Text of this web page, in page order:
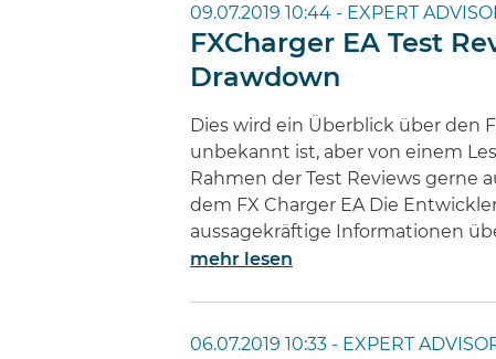
09.07.2019 10:44 - EXPERT
FXCharger EA Test
Drawdown
Dies wird ein Überblick über den
unbekannt ist, aber von einem
Rahmen der Test Reviews gerne
dem FX Charger EA Die
aussagekräftige Informationen
mehr lesen
06.07.2019 10:33 - EXPERT